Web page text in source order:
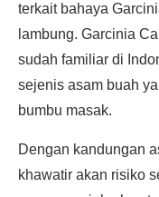
terkait bahaya
lambung. Garcinia
sudah familiar di
sejenis asam buah
bumbu masak.
Dengan kandungan
khawatir akan risiko